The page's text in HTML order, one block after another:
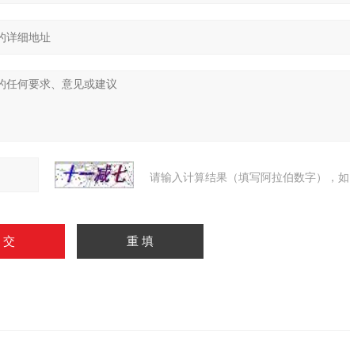
请输入计算结果（填写阿拉伯数字），